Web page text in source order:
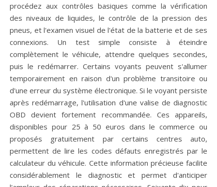
procédez aux contrôles basiques comme la vérification
des niveaux de liquides, le contrôle de la pression des
pneus, et l'examen visuel de l'état de la batterie et de ses
connexions. Un test simple consiste à éteindre
complètement le véhicule, attendre quelques secondes,
puis le redémarrer. Certains voyants peuvent s'allumer
temporairement en raison d'un problème transitoire ou
d'une erreur du système électronique. Si le voyant persiste
après redémarrage, l'utilisation d'une valise de diagnostic
OBD devient fortement recommandée. Ces appareils,
disponibles pour 25 à 50 euros dans le commerce ou
proposés gratuitement par certains centres auto,
permettent de lire les codes défauts enregistrés par le
calculateur du véhicule. Cette information précieuse facilite
considérablement le diagnostic et permet d'anticiper